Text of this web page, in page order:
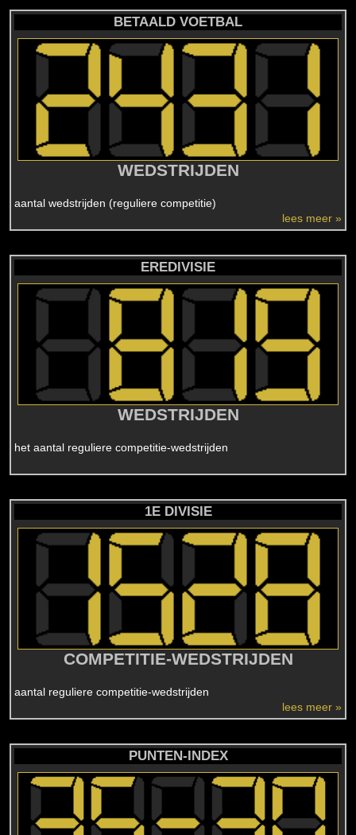
BETAALD VOETBAL
WEDSTRIJDEN
aantal wedstrijden (reguliere competitie)
lees meer »
EREDIVISIE
WEDSTRIJDEN
het aantal reguliere competitie-wedstrijden
1E DIVISIE
COMPETITIE-WEDSTRIJDEN
aantal reguliere competitie-wedstrijden
lees meer »
PUNTEN-INDEX